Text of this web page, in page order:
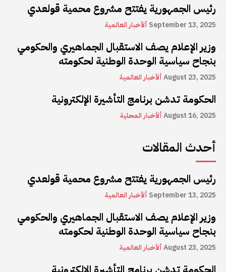
رئيس الجمهورية يفتتح مشروع محمية قولعدي
ألأخبار العالمية September 13, 2025
وزير الإعلام يصف الاستقبال الجماهيري والحكومي
بنجاح سياسية الوحدة الوطنية لحكومته
ألأخبار العالميةAugust 23, 2025
الحكومة تدشن برنامج التأشيرة الإلكترونية
ألأخبار المحليةAugust 16, 2025
أحدث المقالات
رئيس الجمهورية يفتتح مشروع محمية قولعدي
ألأخبار العالمية September 13, 2025
وزير الإعلام يصف الاستقبال الجماهيري والحكومي
بنجاح سياسية الوحدة الوطنية لحكومته
ألأخبار العالميةAugust 23, 2025